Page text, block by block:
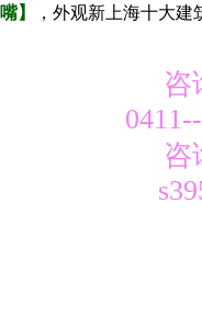
】 ，外观新上海十大
咨
咨